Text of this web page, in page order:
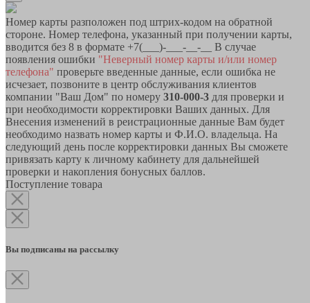
Номер карты разположен под штрих-кодом на обратной
стороне. Номер телефона, указанный при получении карты,
вводится без 8 в формате +7(___)-___-__-__ В случае
появления ошибки "Неверный номер карты и/или номер
телефона" проверьте введенные данные, если ошибка не
исчезает, позвоните в центр обслуживания клиентов
компании "Ваш Дом" по номеру 310-000-3 для проверки и
при необходимости корректировки Ваших данных. Для
Внесения изменений в реистрационные данные Вам будет
необходимо назвать номер карты и Ф.И.О. владельца. На
следующий день после корректировки данных Вы сможете
привязать карту к личному кабинету для дальнейшей
проверки и накопления бонусных баллов.
Поступление товара
Вы подписаны на рассылку